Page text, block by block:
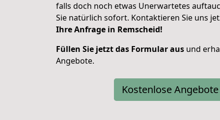
falls doch noch etwas Unerwartetes
Sie natürlich sofort. Kontaktieren Sie uns
Ihre Anfrage in Remscheid!
Füllen Sie jetzt das Formular aus und
Angebote.
Kostenlose